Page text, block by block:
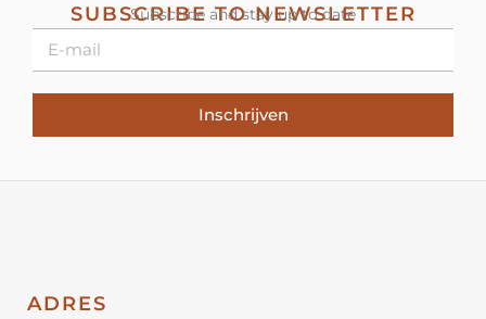
SUBSCRIBE TO NEWSLETTER
Subscribe and stay up to date
Inschrijven
ADRES